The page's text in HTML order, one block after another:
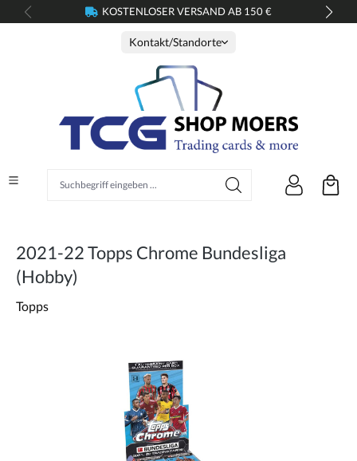
springen KOSTENLOSER VERSAND AB 150 €
Kontakt/Standorte
2021-22 Topps Chrome Bundesliga
(Hobby)
Topps